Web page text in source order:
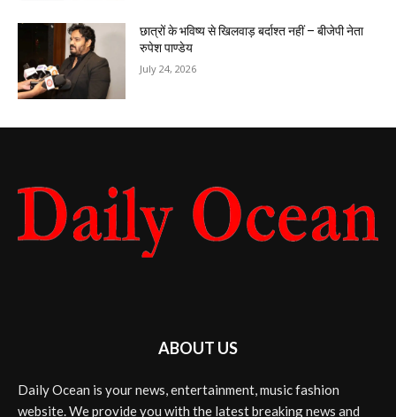
छात्रों के भविष्य से खिलवाड़ बर्दाश्त नहीं – बीजेपी नेता
रुपेश पाण्डेय
July 24, 2026
ABOUT US
Daily Ocean is your news, entertainment, music fashion
website. We provide you with the latest breaking news and